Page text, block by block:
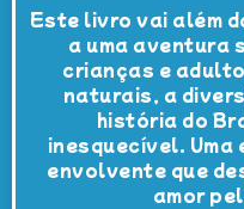
Este livro vai além
a uma aventura
crianças e
naturais, a
história do
inesquecível.
envolvente que
amor